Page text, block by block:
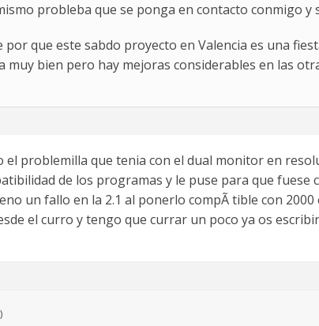
probleba que se ponga en contacto conmigo
por que este sabdo proyecto en Valencia es una
muy bien pero hay mejoras considerables en las
el problemilla que tenia con el dual monitor en
de los programas y le puse para que
un fallo en la 2.1 al ponerlo compÃ tible con
el curro y tengo que currar un poco ya os